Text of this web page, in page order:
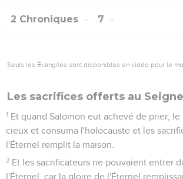
2 Chroniques 7
Seuls les Évangiles sont disponibles en vidéo pour le
Les sacrifices offerts au
1 Et quand Salomon eut achevé de prier,
cieux et consuma l'holocauste et les
l'Éternel remplit la maison.
2 Et les sacrificateurs ne pouvaient entrer
l'Éternel, car la gloire de l'Éternel